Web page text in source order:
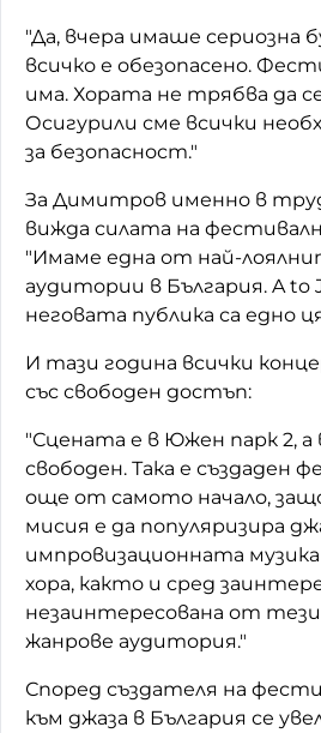
"Да, вчера имаше сериозна
всичко е обезопасено.
има. Хората не трябва да
Осигурили сме всички
за безопасност."
За Димитров именно в
вижда силата на
"Имаме една от най-
аудитории в България. A to
неговата публика са едно
И тази година всички
със свободен достъп:
"Сцената е в Южен парк 2, а
свободен. Така е създаден
още от самото начало,
мисия е да популяризира
импровизационната
хора, както и сред
незаинтересована от тези
жанрове аудитория."
Според създателя на
към джаза в България се